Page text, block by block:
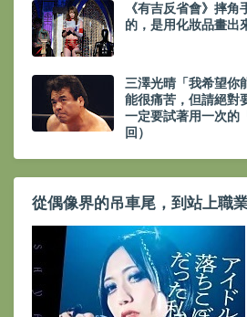
《有吉反省會》摔
的，是用化妝品畫出
三澤光晴「我希望你
能很痛苦，但請絕對
一定要試著用一次的
回）
從偶像界的吊車尾，到站上職